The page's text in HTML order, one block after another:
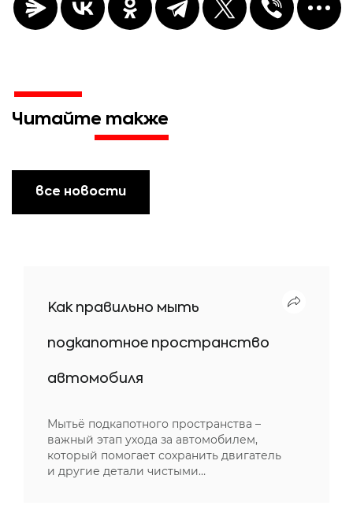
Читайте также
все новости
Как правильно мыть
подкапотное пространство
автомобиля
Мытьё подкапотного пространства –
важный этап ухода за автомобилем,
который помогает сохранить двигатель
и другие детали чистыми…